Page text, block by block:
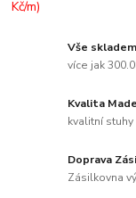
Vše skladem
více jak
Kvalita
kvalitní
Doprava
Zásilkovna